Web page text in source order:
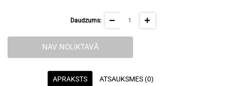
Daudzums:
NAV NOLIKTAVĀ
APRAKSTS ATSAUKSMES (0)